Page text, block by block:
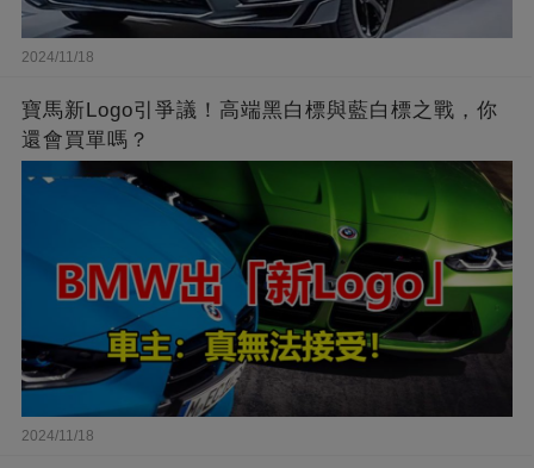
2024/11/18
寶馬新Logo引爭議！高端黑白標與藍白標之戰，你
還會買單嗎？
2024/11/18